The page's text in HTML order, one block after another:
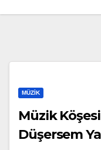
MÜZIK
Müzik
Düşersem